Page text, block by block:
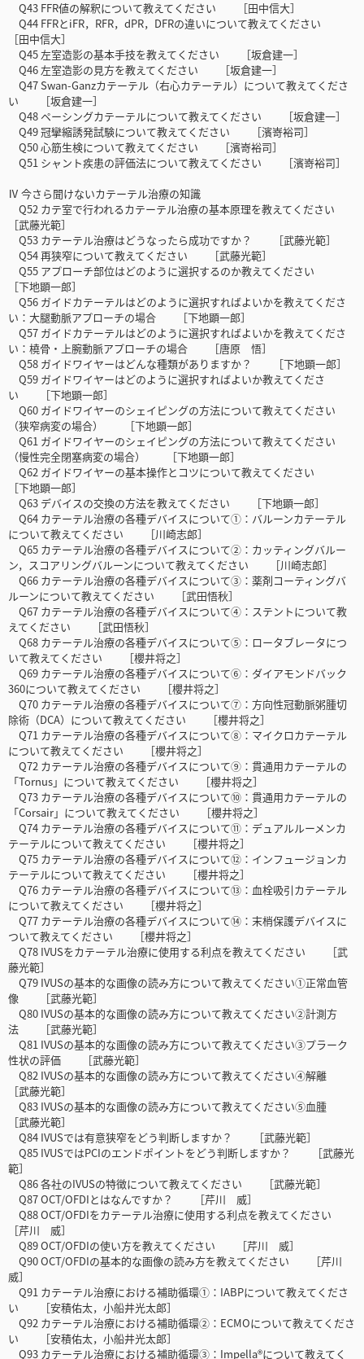
Q43 FFR値の解釈について教えてください ［田中信大］
Q44 FFRとiFR，RFR，dPR，DFRの違いについて教えてください
［田中信大］
Q45 左室造影の基本手技を教えてください ［坂倉建一］
Q46 左室造影の見方を教えてください ［坂倉建一］
Q47 Swan-Ganzカテーテル（右心カテーテル）について教えてくださ
い ［坂倉建一］
Q48 ペーシングカテーテルについて教えてください ［坂倉建一］
Q49 冠攣縮誘発試験について教えてください ［濱嵜裕司］
Q50 心筋生検について教えてください ［濱嵜裕司］
Q51 シャント疾患の評価法について教えてください ［濱嵜裕司］
Ⅳ 今さら聞けないカテーテル治療の知識
Q52 カテ室で行われるカテーテル治療の基本原理を教えてください
［武藤光範］
Q53 カテーテル治療はどうなったら成功ですか？ ［武藤光範］
Q54 再狭窄について教えてください ［武藤光範］
Q55 アプローチ部位はどのように選択するのか教えてください
［下地顕一郎］
Q56 ガイドカテーテルはどのように選択すればよいかを教えてくださ
い：大腿動脈アプローチの場合 ［下地顕一郎］
Q57 ガイドカテーテルはどのように選択すればよいかを教えてくださ
い：橈骨・上腕動脈アプローチの場合 ［唐原 悟］
Q58 ガイドワイヤーはどんな種類がありますか？ ［下地顕一郎］
Q59 ガイドワイヤーはどのように選択すればよいか教えてくださ
い ［下地顕一郎］
Q60 ガイドワイヤーのシェイピングの方法について教えてください
（狭窄病変の場合） ［下地顕一郎］
Q61 ガイドワイヤーのシェイピングの方法について教えてください
（慢性完全閉塞病変の場合） ［下地顕一郎］
Q62 ガイドワイヤーの基本操作とコツについて教えてください
［下地顕一郎］
Q63 デバイスの交換の方法を教えてください ［下地顕一郎］
Q64 カテーテル治療の各種デバイスについて①：バルーンカテーテル
について教えてください ［川崎志郎］
Q65 カテーテル治療の各種デバイスについて②：カッティングバルー
ン，スコアリングバルーンについて教えてください ［川崎志郎］
Q66 カテーテル治療の各種デバイスについて③：薬剤コーティングバ
ルーンについて教えてください ［武田悟秋］
Q67 カテーテル治療の各種デバイスについて④：ステントについて教
えてください ［武田悟秋］
Q68 カテーテル治療の各種デバイスについて⑤：ロータブレータにつ
いて教えてください ［櫻井将之］
Q69 カテーテル治療の各種デバイスについて⑥：ダイアモンドバック
360について教えてください ［櫻井将之］
Q70 カテーテル治療の各種デバイスについて⑦：方向性冠動脈粥腫切
除術（DCA）について教えてください ［櫻井将之］
Q71 カテーテル治療の各種デバイスについて⑧：マイクロカテーテル
について教えてください ［櫻井将之］
Q72 カテーテル治療の各種デバイスについて⑨：貫通用カテーテルの
「Tornus」について教えてください ［櫻井将之］
Q73 カテーテル治療の各種デバイスについて⑩：貫通用カテーテルの
「Corsair」について教えてください ［櫻井将之］
Q74 カテーテル治療の各種デバイスについて⑪：デュアルルーメンカ
テーテルについて教えてください ［櫻井将之］
Q75 カテーテル治療の各種デバイスについて⑫：インフュージョンカ
テーテルについて教えてください ［櫻井将之］
Q76 カテーテル治療の各種デバイスについて⑬：血栓吸引カテーテル
について教えてください ［櫻井将之］
Q77 カテーテル治療の各種デバイスについて⑭：末梢保護デバイスに
ついて教えてください ［櫻井将之］
Q78 IVUSをカテーテル治療に使用する利点を教えてください ［武
藤光範］
Q79 IVUSの基本的な画像の読み方について教えてください①正常血管
像 ［武藤光範］
Q80 IVUSの基本的な画像の読み方について教えてください②計測方
法 ［武藤光範］
Q81 IVUSの基本的な画像の読み方について教えてください③プラーク
性状の評価 ［武藤光範］
Q82 IVUSの基本的な画像の読み方について教えてください④解離
［武藤光範］
Q83 IVUSの基本的な画像の読み方について教えてください⑤血腫
［武藤光範］
Q84 IVUSでは有意狭窄をどう判断しますか？ ［武藤光範］
Q85 IVUSではPCIのエンドポイントをどう判断しますか？ ［武藤光
範］
Q86 各社のIVUSの特徴について教えてください ［武藤光範］
Q87 OCT/OFDIとはなんですか？ ［芹川 威］
Q88 OCT/OFDIをカテーテル治療に使用する利点を教えてください
［芹川 威］
Q89 OCT/OFDIの使い方を教えてください ［芹川 威］
Q90 OCT/OFDIの基本的な画像の読み方を教えてください ［芹川
威］
Q91 カテーテル治療における補助循環①：IABPについて教えてくださ
い ［安積佑太，小船井光太郎］
Q92 カテーテル治療における補助循環②：ECMOについて教えてくださ
い ［安積佑太，小船井光太郎］
Q93 カテーテル治療における補助循環③：Impella®について教えてく